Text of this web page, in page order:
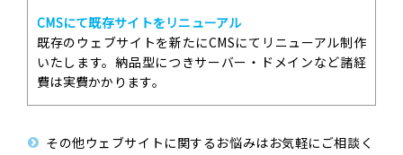
CMSにて既存サイトをリニューアル
既存のウェブサイトを新たにCMSにてリニューアル制作
いたします。納品型につきサーバー・ドメインなど諸経
費は実費かかります。
その他ウェブサイトに関するお悩みはお気軽にご相談く